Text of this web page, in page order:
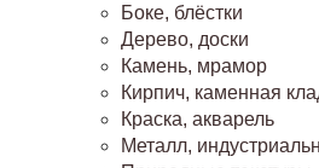
Боке, блёстки
Дерево, доски
Камень, мрамор
Кирпич, каменная
Краска, акварель
Металл,